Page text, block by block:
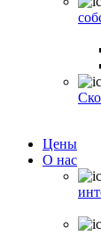
Цены
О нас